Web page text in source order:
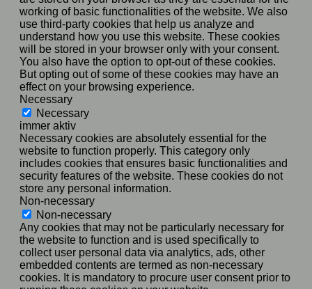
working of basic functionalities of the website. We also
use third-party cookies that help us analyze and
understand how you use this website. These cookies
will be stored in your browser only with your consent.
You also have the option to opt-out of these cookies.
But opting out of some of these cookies may have an
effect on your browsing experience.
Necessary
Necessary
immer aktiv
Necessary cookies are absolutely essential for the
website to function properly. This category only
includes cookies that ensures basic functionalities and
security features of the website. These cookies do not
store any personal information.
Non-necessary
Non-necessary
Any cookies that may not be particularly necessary for
the website to function and is used specifically to
collect user personal data via analytics, ads, other
embedded contents are termed as non-necessary
cookies. It is mandatory to procure user consent prior to